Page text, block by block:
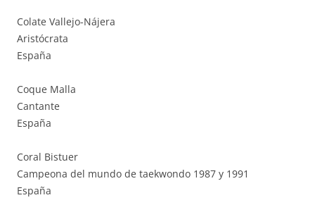
Colate Vallejo-Nájera
Aristócrata
España
Coque Malla
Cantante
España
Coral Bistuer
Campeona del mundo de taekwondo 1987 y 1991
España